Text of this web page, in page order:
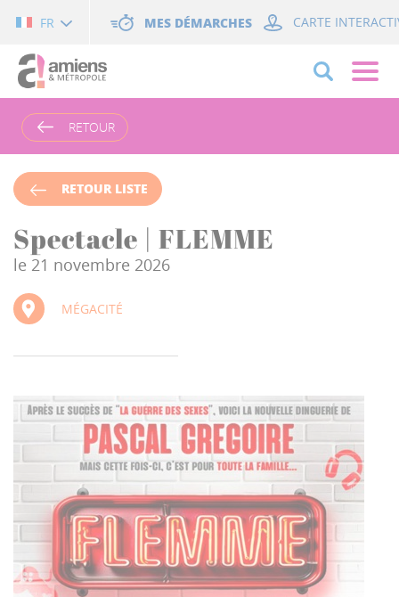
FR MES DÉMARCHES CARTE
RETOUR
RETOUR LISTE
Spectacle | FLEMME
le 21 novembre 2026
MÉGACITÉ